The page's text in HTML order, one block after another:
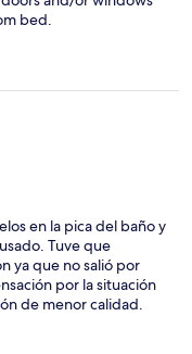
bed.
en la pica del baño y
Tuve que
ya que no salió por
por la situación
de menor calidad.
de nuestra boda y
a pesar de